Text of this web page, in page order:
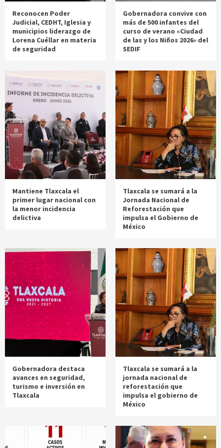
Reconocen Poder
Judicial, CEDHT, Iglesia y
municipios liderazgo de
Lorena Cuéllar en materia
de seguridad
Gobernadora convive con
más de 500 infantes del
curso de verano «Ciudad
de las y los Niños 2026» del
SEDIF
Mantiene Tlaxcala el
primer lugar nacional con
la menor incidencia
delictiva
Tlaxcala se sumará a la
Jornada Nacional de
Reforestación que
impulsa el Gobierno de
México
Gobernadora destaca
avances en seguridad,
turismo e inversión en
Tlaxcala
Tlaxcala se sumará a la
jornada nacional de
reforestación que
impulsa el gobierno de
México